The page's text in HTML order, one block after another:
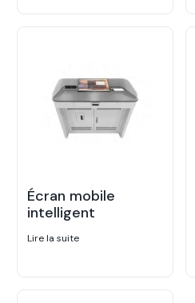
Écran mobile
intelligent
Lire la suite